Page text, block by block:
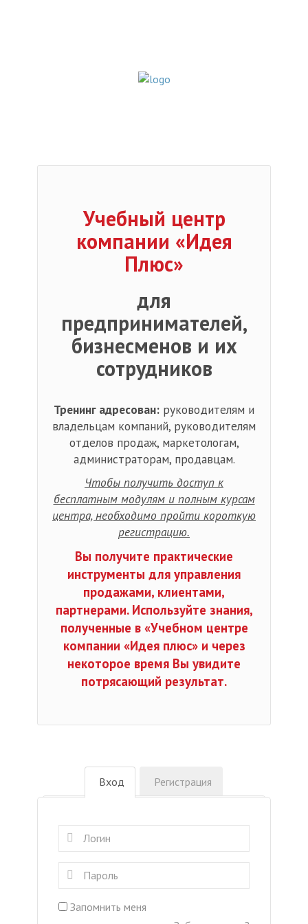
Учебный центр
компании «Идея
Плюс»
для
предпринимателей,
бизнесменов и их
сотрудников
Тренинг адресован: руководителям и
владельцам компаний, руководителям
отделов продаж, маркетологам,
администраторам, продавцам.
Чтобы получить доступ к
бесплатным модулям и полным курсам
центра, необходимо пройти короткую
регистрацию.
Вы получите практические
инструменты для управления
продажами, клиентами,
партнерами. Используйте знания,
полученные в «Учебном центре
компании «Идея плюс» и через
некоторое время Вы увидите
потрясающий результат.
Вход Регистрация
Запомнить меня